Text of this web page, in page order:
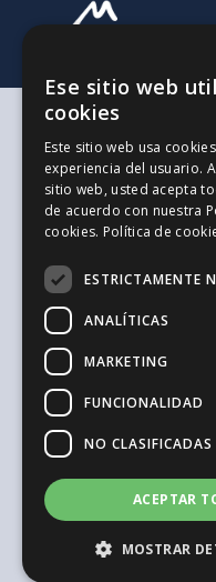
Según tus
Para ti y tu familia
Para tus ahorros e
Para tu empresa
La alternativa a los
Trabaja con nosotros
El Blog de la Ingeniería
Blog de Jovenes Inspirit
El Blog de Sepreco
Sugerencias y
Información general y
Aviso legal
Política de privacidad
Política de cookies
Configurar cookies
Canal de denuncias
Sistema de compliance
© 2026 Mutualitat dels
Ese sitio web
cookies
Este sitio web usa
experiencia del usuario.
sitio web, usted acepta
de acuerdo con nuestra
cookies. Política de
ESTRICTAMENTE
ANALÍTICAS
MARKETING
FUNCIONALIDAD
NO CLASIFICADAS
ACEPTAR
MOSTRAR